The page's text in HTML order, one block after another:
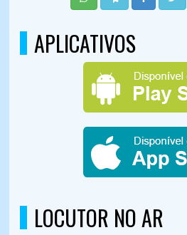
APLICATIVOS
LOCUTOR NO AR